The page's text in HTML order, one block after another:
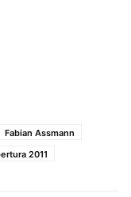
Fabian Assmann
2011